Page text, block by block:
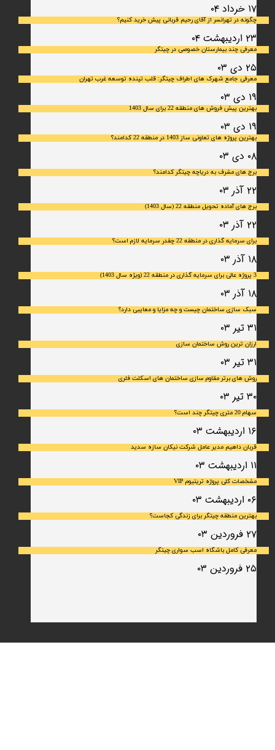
۱۷ خرداد ۰۴
چگونه در تهرانسر از آقای رحیم قربانی پیش خرید کنیم؟
۲۳ اردیبهشت ۰۴
معرفی چند بیمارستان خصوصی در چیتگر
۲۵ دی ۰۳
معرفی جامع شهرک‌ های اطراف چیتگر: قلب تپنده توسعه غرب تهران
۱۹ دی ۰۳
بهترین پیش فروش های منطقه 22 برای سال 1403
۱۹ دی ۰۳
بهترین پروژه های تعاونی ساز 1403 در منطقه 22 کدامند؟
۰۸ دی ۰۳
برج های مشرف به دریاچه چیتگر کدامند؟
۲۲ آذر ۰۳
برج های آماده تحویل منطقه 22 (سال 1403)
۲۲ آذر ۰۳
برای سرمایه‌ گذاری در منطقه 22 چقدر سرمایه لازم است؟
۱۸ آذر ۰۳
3 پروژه عالی برای سرمایه گذاری در منطقه 22 (ویژه سال 1403)
۱۸ آذر ۰۳
سبک سازی ساختمان چیست و چه مزایا و معایبی دارد؟
۳۱ تیر ۰۳
ارزان ترین روش ساختمان سازی
۳۱ تیر ۰۳
روش های برتر مقاوم سازی ساختمان های اسکلت فلری
۳۰ تیر ۰۳
سهام 20 متری چیتگر چند است؟
۱۶ اردیبهشت ۰۳
قربان داهیم مدیر عامل شرکت نیکان سازه سدید
۱۱ اردیبهشت ۰۳
مشخصات کلی پروژه تریتیوم VIP
۰۶ اردیبهشت ۰۳
بهترین منطقه چیتگر برای زندگی کجاست؟
۲۷ فروردین ۰۳
معرفی کامل باشگاه اسب سواری چیتگر
۲۵ فروردین ۰۳